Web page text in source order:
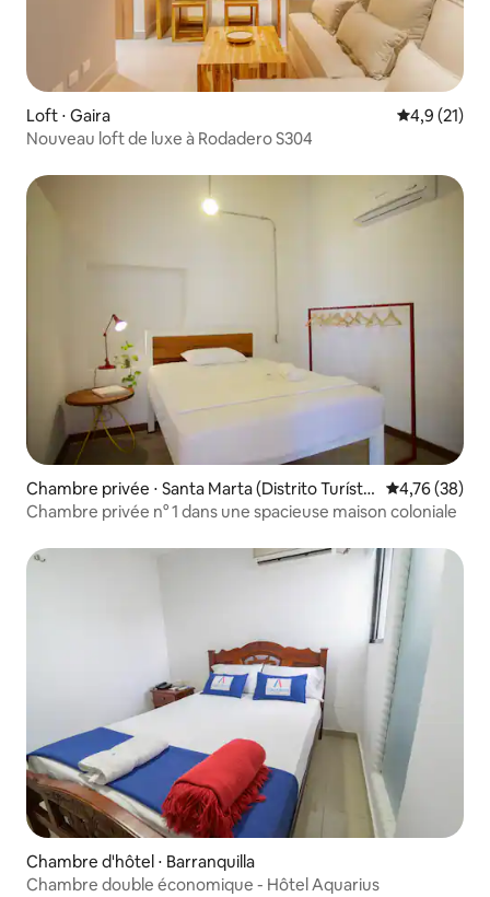
Loft ⋅ Gaira Évaluation
4,9 (21)
Nouveau loft de luxe à Rodadero S304
Chambre privée ⋅ Santa Marta (Distrito Turístic
o Cultural E Histórico)
Évaluation
4,76 (38)
Chambre privée n° 1 dans une spacieuse maison coloniale
Chambre d'hôtel ⋅ Barranquilla
Chambre double économique - Hôtel Aquarius